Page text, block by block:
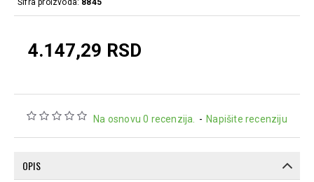
Na osnovu 0 recenzija. - Napišite recenziju
4.147,29 RSD
Šifra proizvoda: 8845
OPIS